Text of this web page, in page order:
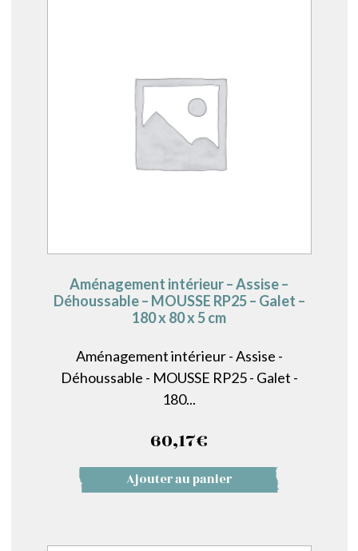
Aménagement intérieur – Assise –
Déhoussable – MOUSSE RP25 – Galet –
180 x 80 x 5 cm
Aménagement intérieur - Assise -
Déhoussable - MOUSSE RP25 - Galet -
180...
60,17€
Ajouter au panier